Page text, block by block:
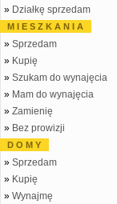
» Działkę sprzedam
M I E S Z K A N I A
» Sprzedam
» Kupię
» Szukam do wynajęcia
» Mam do wynajęcia
» Zamienię
» Bez prowizji
D O M Y
» Sprzedam
» Kupię
» Wynajmę